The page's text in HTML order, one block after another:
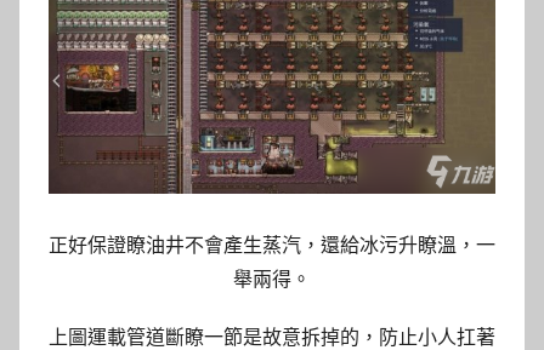
正好保證瞭油井不會產生蒸汽，還給冰污升瞭溫，一
舉兩得。
上圖運載管道斷瞭一節是故意拆掉的，防止小人扛著